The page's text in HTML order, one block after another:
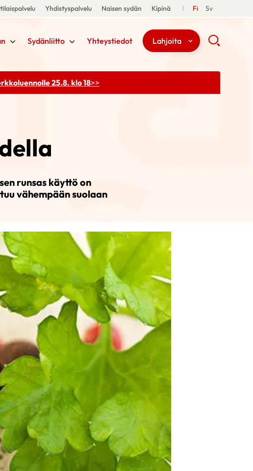
Yhdistyspalvelu Naisen sydän Kipinä Fi Sv
Sydänliitto Yhteystiedot Lahjoita
25.8. klo 18>>
runsas käyttö on
vähempään suolaan